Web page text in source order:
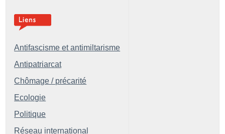
Antifascisme et antimiltarisme
Antipatriarcat
Chômage / précarité
Ecologie
Politique
Réseau international